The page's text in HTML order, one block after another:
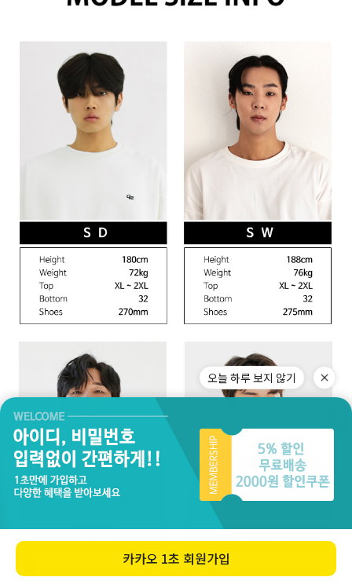
오늘 하루 보지 않기
카카오 1초 회원가입